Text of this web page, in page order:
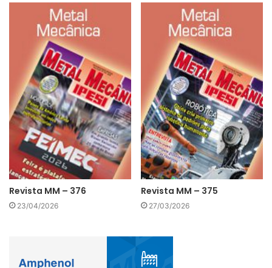
Revista MM – 376
23/04/2026
Revista MM – 375
27/03/2026